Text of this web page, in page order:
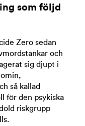
som följd
Zero sedan
och
sig djupt i
så kallad
för den psykiska
riskgrupp